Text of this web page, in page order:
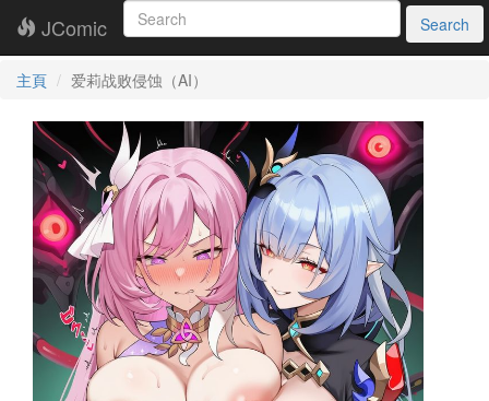
JComic Search
主頁 爱莉战败侵蚀（AI）